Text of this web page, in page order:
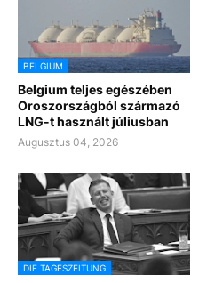
BELGIUM
Belgium teljes egészében
Oroszországból származó
LNG-t használt júliusban
Augusztus 04, 2026
DIE TAGESZEITUNG